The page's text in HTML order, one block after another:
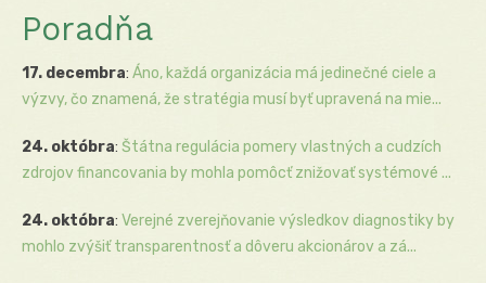
Poradňa
17. decembra: Áno, každá organizácia má jedinečné ciele a
výzvy, čo znamená, že stratégia musí byť upravená na mie...
24. októbra: Štátna regulácia pomery vlastných a cudzích
zdrojov financovania by mohla pomôcť znižovať systémové ...
24. októbra: Verejné zverejňovanie výsledkov diagnostiky by
mohlo zvýšiť transparentnosť a dôveru akcionárov a zá...